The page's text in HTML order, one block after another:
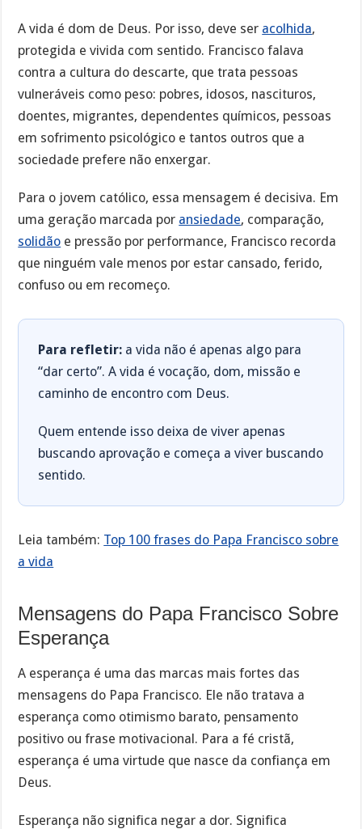
A vida é dom de Deus. Por isso, deve ser acolhida,
protegida e vivida com sentido. Francisco falava
contra a cultura do descarte, que trata pessoas
vulneráveis como peso: pobres, idosos, nascituros,
doentes, migrantes, dependentes químicos, pessoas
em sofrimento psicológico e tantos outros que a
sociedade prefere não enxergar.
Para o jovem católico, essa mensagem é decisiva. Em
uma geração marcada por ansiedade, comparação,
solidão e pressão por performance, Francisco recorda
que ninguém vale menos por estar cansado, ferido,
confuso ou em recomeço.
Para refletir: a vida não é apenas algo para
“dar certo”. A vida é vocação, dom, missão e
caminho de encontro com Deus.
Quem entende isso deixa de viver apenas
buscando aprovação e começa a viver buscando
sentido.
Leia também: Top 100 frases do Papa Francisco sobre
a vida
Mensagens do Papa Francisco Sobre
Esperança
A esperança é uma das marcas mais fortes das
mensagens do Papa Francisco. Ele não tratava a
esperança como otimismo barato, pensamento
positivo ou frase motivacional. Para a fé cristã,
esperança é uma virtude que nasce da confiança em
Deus.
Esperança não significa negar a dor. Significa